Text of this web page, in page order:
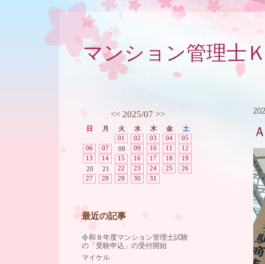
マンション管理士
<< 2025/07 >>
日 月 火 水 木 金
土
01
02 03 04
05
06
07 08 09 10 11
12
13
14 15 16 17 18
19
20
21 22 23 24 25
26
27
28 29 30 31
最近の記事
令和８年度マンション管理士試験
の「受験申込」の受付開始
マイケル